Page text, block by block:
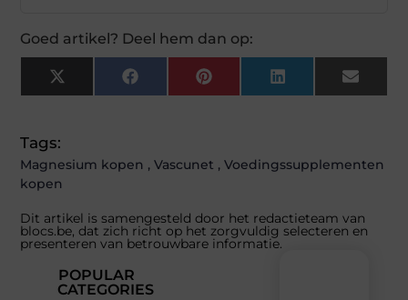
Goed artikel? Deel hem dan op:
X
(Twitter)
FacebookPinterestLinkedInEmail
Tags:
Magnesium kopen ,Vascunet ,Voedingssupplementen
kopen
Dit artikel is samengesteld door het redactieteam van
blocs.be, dat zich richt op het zorgvuldig selecteren en
presenteren van betrouwbare informatie.
POPULAR
CATEGORIES